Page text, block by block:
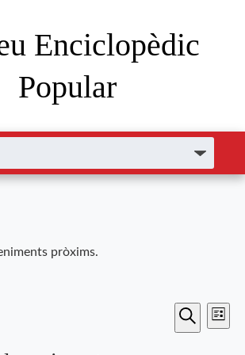
Enciclopèdic
Popular
pròxims.
Cerca de
Llista